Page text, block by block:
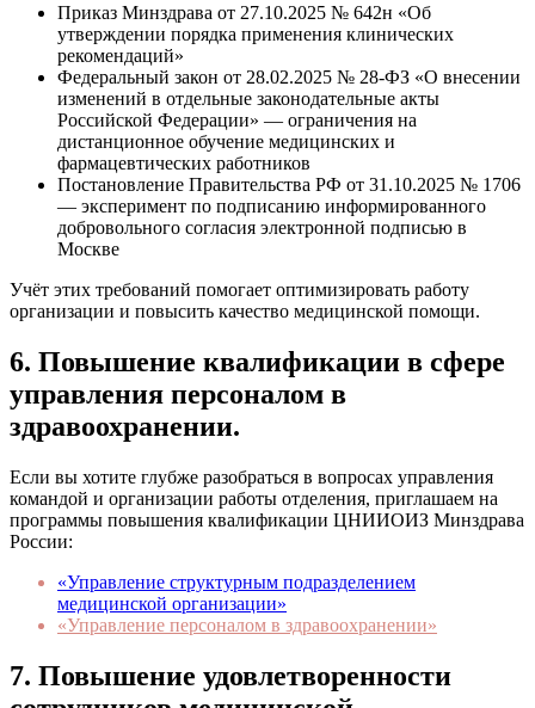
Приказ Минздрава от 27.10.2025 № 642н «Об
утверждении порядка применения клинических
рекомендаций»
Федеральный закон от 28.02.2025 № 28-ФЗ «О внесении
изменений в отдельные законодательные акты
Российской Федерации» — ограничения на
дистанционное обучение медицинских и
фармацевтических работников
Постановление Правительства РФ от 31.10.2025 № 1706
— эксперимент по подписанию информированного
добровольного согласия электронной подписью в
Москве
Учёт этих требований помогает оптимизировать работу
организации и повысить качество медицинской помощи.
6. Повышение квалификации в сфере
управления персоналом в
здравоохранении.
Если вы хотите глубже разобраться в вопросах управления
командой и организации работы отделения, приглашаем на
программы повышения квалификации ЦНИИОИЗ Минздрава
России:
«Управление структурным подразделением
медицинской организации»
«Управление персоналом в здравоохранении»
7. Повышение удовлетворенности